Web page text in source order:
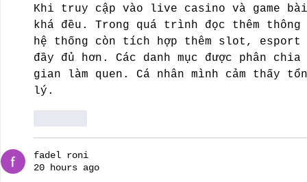
Khi truy cập vào live casino và game
khá đều. Trong quá trình đọc thêm
hệ thống còn tích hợp thêm slot,
đầy đủ hơn. Các danh mục được phân
gian làm quen. Cá nhân mình cảm thấy
lý.
fadel roni
20 hours ago